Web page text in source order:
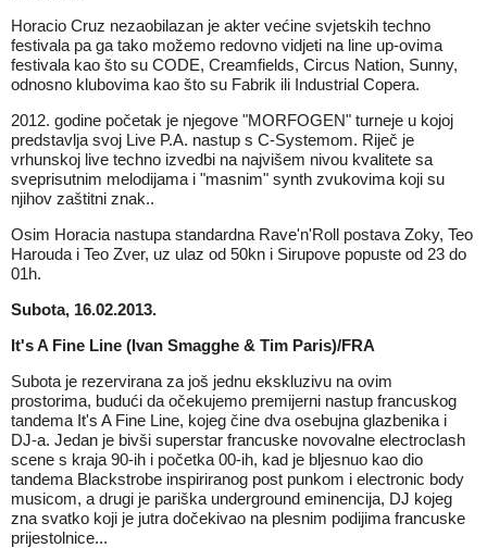
Horacio Cruz nezaobilazan je akter većine svjetskih techno
festivala pa ga tako možemo redovno vidjeti na line up-ovima
festivala kao što su CODE, Creamfields, Circus Nation, Sunny,
odnosno klubovima kao što su Fabrik ili Industrial Copera.
2012. godine početak je njegove "MORFOGEN" turneje u kojoj
predstavlja svoj Live P.A. nastup s C-Systemom. Riječ je
vrhunskoj live techno izvedbi na najvišem nivou kvalitete sa
sveprisutnim melodijama i "masnim" synth zvukovima koji su
njihov zaštitni znak..
Osim Horacia nastupa standardna Rave'n'Roll postava Zoky, Teo
Harouda i Teo Zver, uz ulaz od 50kn i Sirupove popuste od 23 do
01h.
Subota, 16.02.2013.
It's A Fine Line (Ivan Smagghe & Tim Paris)/FRA
Subota je rezervirana za još jednu ekskluzivu na ovim
prostorima, budući da očekujemo premijerni nastup francuskog
tandema It's A Fine Line, kojeg čine dva osebujna glazbenika i
DJ-a. Jedan je bivši superstar francuske novovalne electroclash
scene s kraja 90-ih i početka 00-ih, kad je bljesnuo kao dio
tandema Blackstrobe inspiriranog post punkom i electronic body
musicom, a drugi je pariška underground eminencija, DJ kojeg
zna svatko koji je jutra dočekivao na plesnim podijima francuske
prijestolnice...